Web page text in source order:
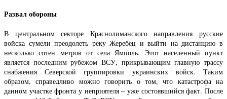
Развал обороны
В центральном секторе Краснолиманского направления русские
войска сумели преодолеть реку Жеребец и выйти на дистанцию в
несколько сотен метров от села Ямполь. Этот населенный пункт
является последним рубежом ВСУ, прикрывающим главную трассу
снабжения Северской группировки украинских войск. Таким
образом, справедливо можно говорить о том, что катастрофа на
данном участке фронта у неприятеля – уже состоявшийся факт. После